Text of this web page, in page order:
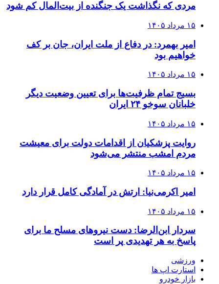
مردی که نگذاشت یک جنگنده از بیت‌المال کم شود
۱۵ مرداد ۱۴۰۵
امیر بهمرد: در دفاع از ملت ایران، جان بر کف
خواهیم بود
۱۵ مرداد ۱۴۰۵
بسیج تمام ظرفیت‌ها برای تعیین وضعیت دیگر
خلبانان سوخو ۲۴ ایران
۱۵ مرداد ۱۴۰۵
روایت پزشکیان از اقدامات دولت برای معیشت
مردم امشب منتشر می‌شود
۱۵ مرداد ۱۴۰۵
امیر اکرمی‌نیا: ارتش در آمادگی کامل قرار دارد
۱۵ مرداد ۱۴۰۵
سردار ابن‌الرضا: دست نیروهای مسلح ما برای
پاسخ به هر تهدیدی پر است
ورزشی
استارت اپ ها
بازار خودرو